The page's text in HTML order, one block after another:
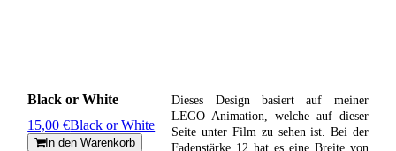
Black or White
15,00 €Black or White
In den Warenkorb
Dieses Design basiert auf meiner
LEGO Animation, welche auf dieser
Seite unter Film zu sehen ist. Bei der
Fadenstärke 12 hat es eine Breite von